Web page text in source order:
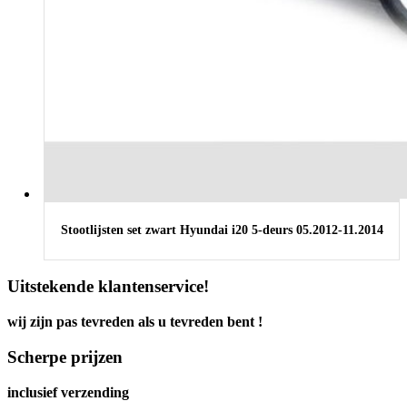
Stootlijsten set zwart Hyundai i20 5-deurs 05.2012-11.2014
Uitstekende klantenservice!
wij zijn pas tevreden als u tevreden bent !
Scherpe prijzen
inclusief verzending